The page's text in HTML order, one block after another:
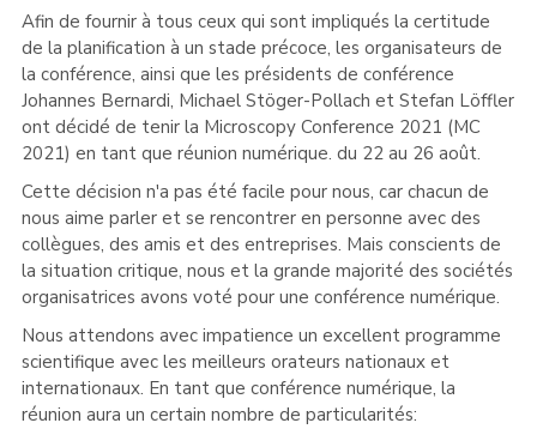
Afin de fournir à tous ceux qui sont impliqués la certitude
de la planification à un stade précoce, les organisateurs de
la conférence, ainsi que les présidents de conférence
Johannes Bernardi, Michael Stöger-Pollach et Stefan Löffler
ont décidé de tenir la Microscopy Conference 2021 (MC
2021) en tant que réunion numérique. du 22 au 26 août.
Cette décision n'a pas été facile pour nous, car chacun de
nous aime parler et se rencontrer en personne avec des
collègues, des amis et des entreprises. Mais conscients de
la situation critique, nous et la grande majorité des sociétés
organisatrices avons voté pour une conférence numérique.
Nous attendons avec impatience un excellent programme
scientifique avec les meilleurs orateurs nationaux et
internationaux. En tant que conférence numérique, la
réunion aura un certain nombre de particularités: